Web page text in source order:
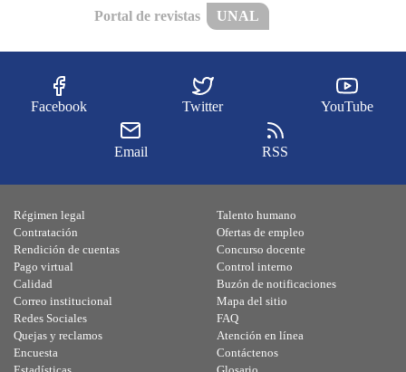
Portal de revistas UNAL
Facebook Twitter YouTube
Email RSS
Régimen legal
Contratación
Rendición de cuentas
Pago virtual
Calidad
Talento humano
Ofertas de empleo
Concurso docente
Control interno
Buzón de notificaciones
Correo institucional
Redes Sociales
Quejas y reclamos
Encuesta
Mapa del sitio
FAQ
Atención en línea
Contáctenos